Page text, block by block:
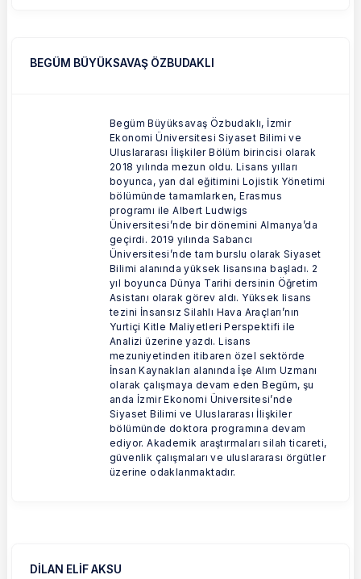
BEGÜM BÜYÜKSAVAŞ ÖZBUDAKLI
Begüm Büyüksavaş Özbudaklı, İzmir
Ekonomi Üniversitesi Siyaset Bilimi ve
Uluslararası İlişkiler Bölüm birincisi olarak
2018 yılında mezun oldu. Lisans yılları
boyunca, yan dal eğitimini Lojistik Yönetimi
bölümünde tamamlarken, Erasmus
programı ile Albert Ludwigs
Üniversitesi’nde bir dönemini Almanya’da
geçirdi. 2019 yılında Sabancı
Üniversitesi’nde tam burslu olarak Siyaset
Bilimi alanında yüksek lisansına başladı. 2
yıl boyunca Dünya Tarihi dersinin Öğretim
Asistanı olarak görev aldı. Yüksek lisans
tezini İnsansız Silahlı Hava Araçları’nın
Yurtiçi Kitle Maliyetleri Perspektifi ile
Analizi üzerine yazdı. Lisans
mezuniyetinden itibaren özel sektörde
İnsan Kaynakları alanında İşe Alım Uzmanı
olarak çalışmaya devam eden Begüm, şu
anda İzmir Ekonomi Üniversitesi’nde
Siyaset Bilimi ve Uluslararası İlişkiler
bölümünde doktora programına devam
ediyor. Akademik araştırmaları silah ticareti,
güvenlik çalışmaları ve uluslararası örgütler
üzerine odaklanmaktadır.
DİLAN ELİF AKSU